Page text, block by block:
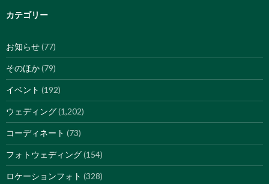
カテゴリー
お知らせ(77)
そのほか(79)
イベント (192)
ウェディング(1,202)
コーディネート (73)
フォトウェディング(154)
ロケーションフォト (328)